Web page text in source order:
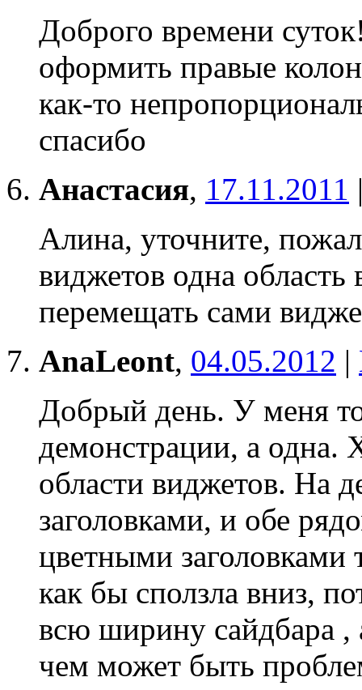
Доброго времени
оформить правые
как-то
спасибо
Анастасия, 17.11.2011
Алина, уточните,
виджетов одна
перемещать сами
AnaLeont, 04.05.2012 |
Добрый день. У меня
демонстрации, а одна.
области виджетов. На
заголовками, и обе
цветными заголовками
как бы сползла вниз,
всю ширину сайдбара ,
чем может быть